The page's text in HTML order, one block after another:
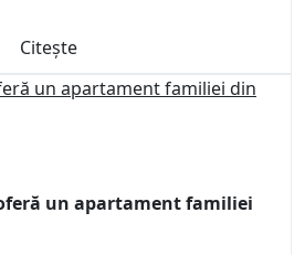
Citește
un apartament familiei